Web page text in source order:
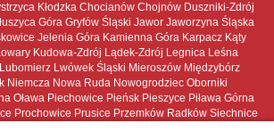
Kłodzka Chocianów Chojnów Duszniki-Zdrój
Góra Gryfów Śląski Jawor Jaworzyna Śląska
Jelenia Góra Kamienna Góra Karpacz Kąty
Kudowa-Zdrój Lądek-Zdrój Legnica Leśna
Lwówek Śląski Mieroszów Międzybórz
Niemcza Nowa Ruda Nowogrodziec Oborniki
Oława Piechowice Pieńsk Pieszyce Piława Górna
Prochowice Prusice Przemków Radków Siechnice